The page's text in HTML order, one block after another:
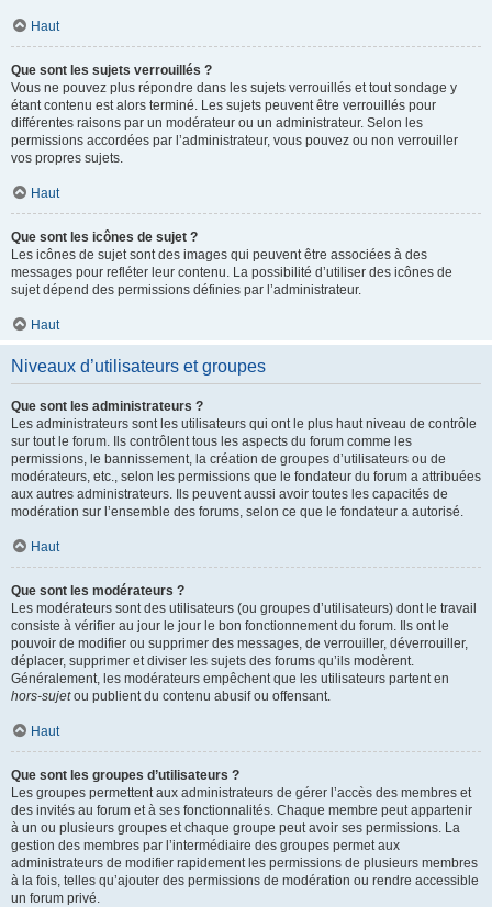
Haut
Que sont les sujets verrouillés ?
Vous ne pouvez plus répondre dans les sujets verrouillés et tout sondage y
étant contenu est alors terminé. Les sujets peuvent être verrouillés pour
différentes raisons par un modérateur ou un administrateur. Selon les
permissions accordées par l’administrateur, vous pouvez ou non verrouiller
vos propres sujets.
Haut
Que sont les icônes de sujet ?
Les icônes de sujet sont des images qui peuvent être associées à des
messages pour refléter leur contenu. La possibilité d’utiliser des icônes de
sujet dépend des permissions définies par l’administrateur.
Haut
Niveaux d’utilisateurs et groupes
Que sont les administrateurs ?
Les administrateurs sont les utilisateurs qui ont le plus haut niveau de contrôle
sur tout le forum. Ils contrôlent tous les aspects du forum comme les
permissions, le bannissement, la création de groupes d’utilisateurs ou de
modérateurs, etc., selon les permissions que le fondateur du forum a attribuées
aux autres administrateurs. Ils peuvent aussi avoir toutes les capacités de
modération sur l’ensemble des forums, selon ce que le fondateur a autorisé.
Haut
Que sont les modérateurs ?
Les modérateurs sont des utilisateurs (ou groupes d’utilisateurs) dont le travail
consiste à vérifier au jour le jour le bon fonctionnement du forum. Ils ont le
pouvoir de modifier ou supprimer des messages, de verrouiller, déverrouiller,
déplacer, supprimer et diviser les sujets des forums qu’ils modèrent.
Généralement, les modérateurs empêchent que les utilisateurs partent en
hors-sujetou publient du contenu abusif ou offensant.
Haut
Que sont les groupes d’utilisateurs ?
Les groupes permettent aux administrateurs de gérer l’accès des membres et
des invités au forum et à ses fonctionnalités. Chaque membre peut appartenir
à un ou plusieurs groupes et chaque groupe peut avoir ses permissions. La
gestion des membres par l’intermédiaire des groupes permet aux
administrateurs de modifier rapidement les permissions de plusieurs membres
à la fois, telles qu’ajouter des permissions de modération ou rendre accessible
un forum privé.